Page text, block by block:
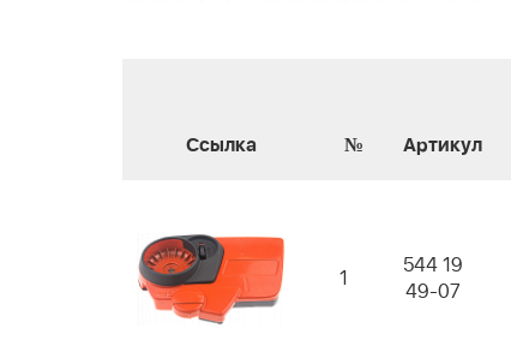
Ссылка № Артикул
1
544 19
49-07